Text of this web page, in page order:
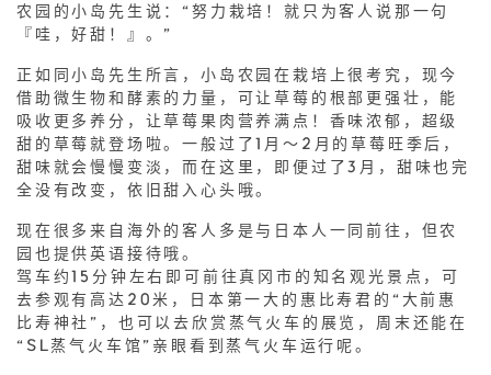
农园的小岛先生说：“努力栽培！就只为客人说那一句
『哇，好甜！』。”
正如同小岛先生所言，小岛农园在栽培上很考究，现今
借助微生物和酵素的力量，可让草莓的根部更强壮，能
吸收更多养分，让草莓果肉营养满点！香味浓郁，超级
甜的草莓就登场啦。一般过了1月～2月的草莓旺季后，
甜味就会慢慢变淡，而在这里，即便过了3月，甜味也完
全没有改变，依旧甜入心头哦。
现在很多来自海外的客人多是与日本人一同前往，但农
园也提供英语接待哦。
驾车约15分钟左右即可前往真冈市的知名观光景点，可
去参观有高达20米，日本第一大的惠比寿君的“大前惠
比寿神社”，也可以去欣赏蒸气火车的展览，周末还能在
“SL蒸气火车馆”亲眼看到蒸气火车运行呢。